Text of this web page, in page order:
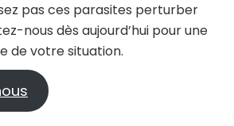
pas ces parasites perturber
nous dès aujourd’hui pour une
de votre situation.